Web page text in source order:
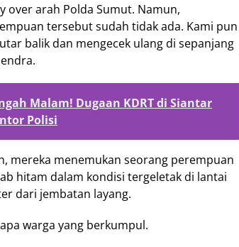
over arah Polda Sumut. Namun,
tersebut sudah tidak ada. Kami pun
balik dan mengecek ulang di sepanjang
Malam! Dugaan KDRT di Siantar
Polisi
mereka menemukan seorang perempuan
hitam dalam kondisi tergeletak di lantai
dari jembatan layang.
warga yang berkumpul.